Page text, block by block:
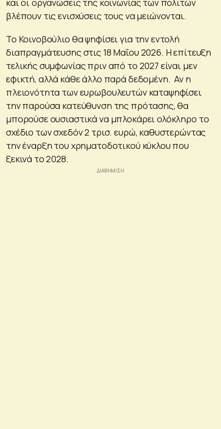
και οι οργανώσεις της κοινωνίας των πολιτών
βλέπουν τις ενισχύσεις τους να μειώνονται.
Το Κοινοβούλιο θα ψηφίσει για την εντολή
διαπραγμάτευσης στις 18 Μαΐου 2026. Η επίτευξη
τελικής συμφωνίας πριν από το 2027 είναι μεν
εφικτή, αλλά κάθε άλλο παρά δεδομένη. Αν η
πλειονότητα των ευρωβουλευτών καταψηφίσει
την παρούσα κατεύθυνση της πρότασης, θα
μπορούσε ουσιαστικά να μπλοκάρει ολόκληρο το
σχέδιο των σχεδόν 2 τρισ. ευρώ, καθυστερώντας
την έναρξη του χρηματοδοτικού κύκλου που
ξεκινά το 2028.